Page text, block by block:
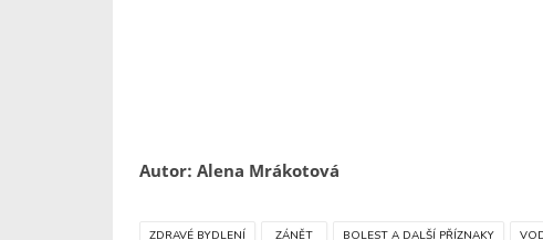
Autor: Alena Mrákotová
ZDRAVÉ BYDLENÍ ZÁNĚT BOLEST A DALŠÍ PŘÍZNAKY